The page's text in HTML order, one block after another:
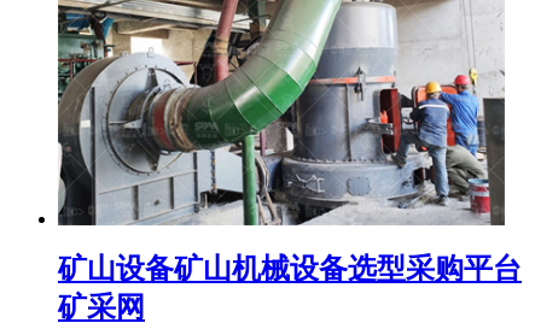
矿山设备矿山机械设备选型采购平台
矿采网